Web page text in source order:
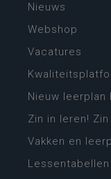
Nieuws
Webshop
Vacatures
Nieuw leerplan
Zin in leren!
Vakken en